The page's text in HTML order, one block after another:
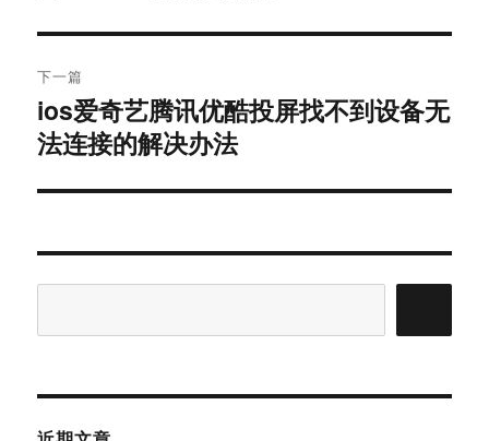
航
章：
下一篇
下
篇
章：
ios爱奇艺腾讯优酷投屏找不到设备无
法连接的解决办法